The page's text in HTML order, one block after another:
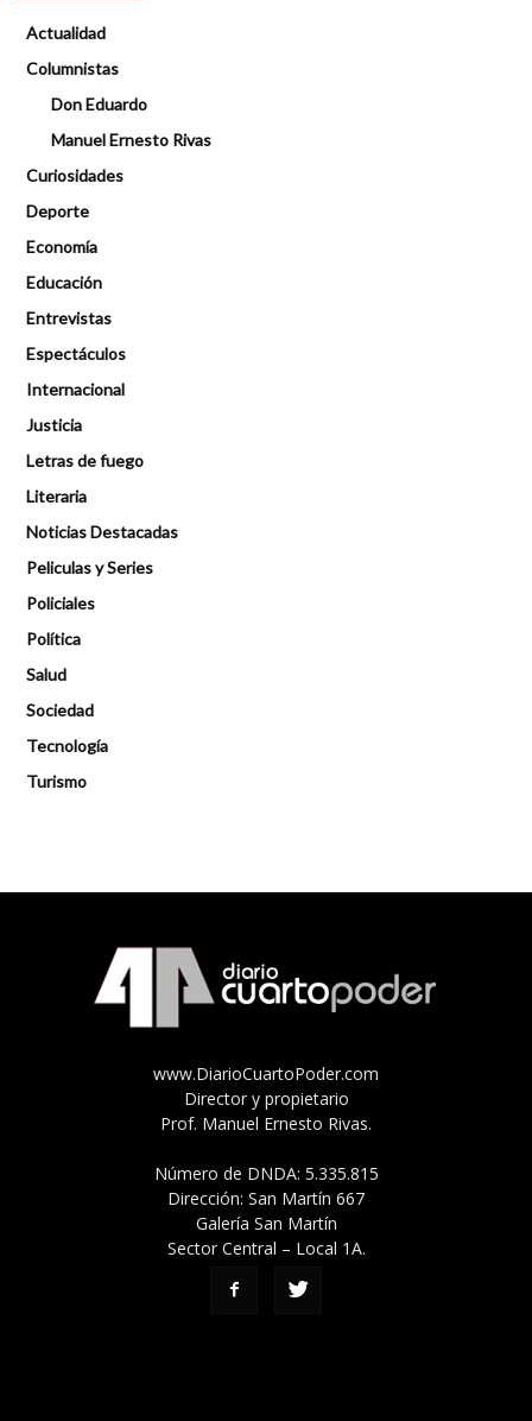
Actualidad
Columnistas
Don Eduardo
Manuel Ernesto Rivas
Curiosidades
Deporte
Economía
Educación
Entrevistas
Espectáculos
Internacional
Justicia
Letras de fuego
Literaria
Noticias Destacadas
Peliculas y Series
Policiales
Política
Salud
Sociedad
Tecnología
Turismo
www.DiarioCuartoPoder.com
Director y propietario
Prof. Manuel Ernesto Rivas.
Número de DNDA: 5.335.815
Dirección: San Martín 667
Galería San Martín
Sector Central – Local 1A.